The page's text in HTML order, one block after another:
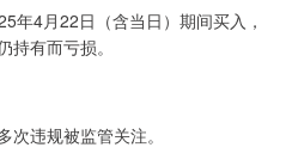
4月22日（含当日）期间买入，
有而亏损。
违规被监管关注。